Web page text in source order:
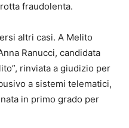
fraudolenta.
altri casi. A Melito
Ranucci, candidata
rinviata a giudizio per
a sistemi telematici,
in primo grado per